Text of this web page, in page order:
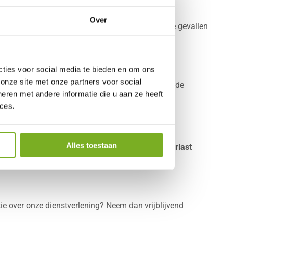
Over
voor social media te bieden en om ons
site met onze partners voor social
met andere informatie die u aan ze heeft
Alles toestaan
stuk
uitgevoerd worden. In sommige gevallen
wegen wordt gewaarborgd.
bv komt graag bij u langs om uw haag met de
gesnoeid wordt, wordt breder en kan voor
overlast
over onze dienstverlening? Neem dan vrijblijvend